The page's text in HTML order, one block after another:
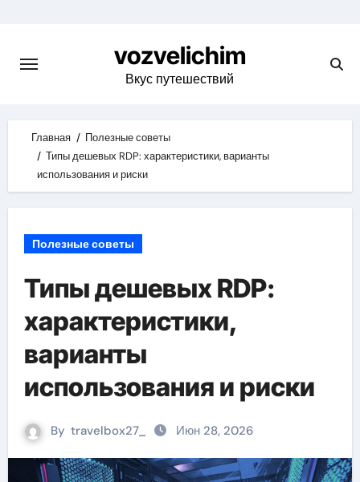
content
vozvelichim
Вкус путешествий
Главная
Полезные советы
Типы дешевых RDP: характеристики, варианты
использования и риски
Полезные советы
Типы дешевых RDP:
характеристики,
варианты
использования и риски
By travelbox27_ Июн 28, 2026